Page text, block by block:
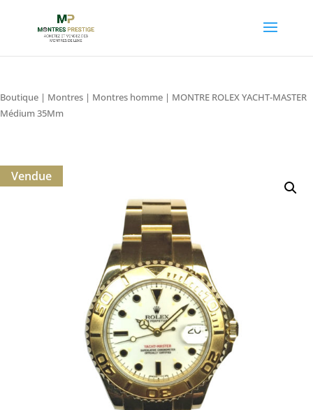
Boutique | Montres | Montres homme | MONTRE ROLEX YACHT-MASTER
Médium 35Mm
Vendue